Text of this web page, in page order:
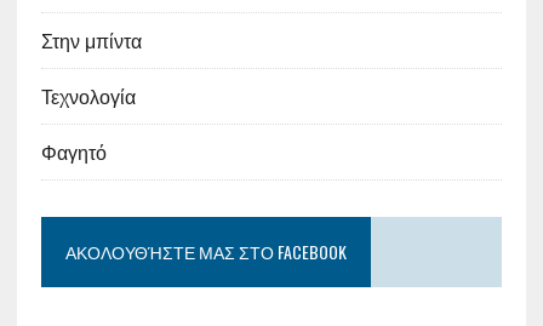
Στην μπίντα
Τεχνολογία
Φαγητό
ΑΚΟΛΟΥΘΉΣΤΕ ΜΑΣ ΣΤΟ FACEBOOK